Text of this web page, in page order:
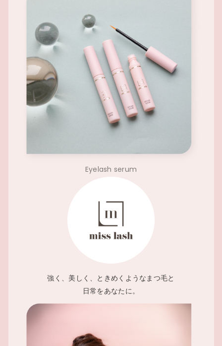
Eyelash serum
強く、美しく、ときめくようなまつ毛と
日常をあなたに。